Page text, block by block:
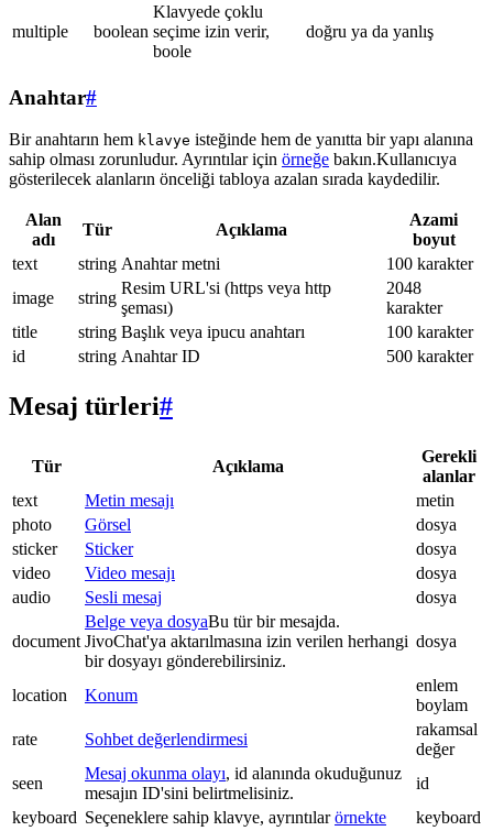
multiple boolean
Klavyede çoklu
seçime izin verir,
boole
doğru ya da yanlış
Anahtar#
Bir anahtarın hem klavye isteğinde hem de yanıtta bir yapı alanına
sahip olması zorunludur. Ayrıntılar için örneğe bakın.Kullanıcıya
gösterilecek alanların önceliği tabloya azalan sırada kaydedilir.
Alan
adı
Tür Açıklama
Azami
boyut
text
string Anahtar metni
100 karakter
image
string
Resim URL'si (https veya http
şeması)
2048
karakter
title
string Başlık veya ipucu anahtarı
100 karakter
id
string Anahtar ID 500 karakter
Mesaj türleri#
Tür Açıklama
Gerekli
alanlar
text
Metin mesajı
metin
photo
Görsel
dosya
sticker
Sticker
dosya
video
Video mesajı
dosya
audio
Sesli mesaj dosya
document
Belge veya dosyaBu tür bir mesajda.
JivoChat'ya aktarılmasına izin verilen herhangi
bir dosyayı gönderebilirsiniz.
dosya
location Konum
enlem
boylam
rate
Sohbet değerlendirmesi
rakamsal
değer
seen
Mesaj okunma olayı, id alanında okuduğunuz
mesajın ID'sini belirtmelisiniz.
id
keyboard Seçeneklere sahip klavye, ayrıntılarörnekte keyboard